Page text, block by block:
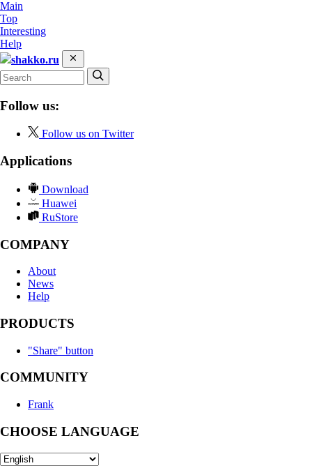
Main
Top
Interesting
Help
shakko.ru
Follow us:
Follow us on Twitter
Applications
Download
Huawei
RuStore
COMPANY
About
News
Help
PRODUCTS
"Share" button
COMMUNITY
Frank
CHOOSE LANGUAGE